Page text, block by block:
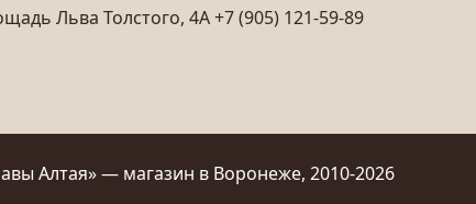
Льва Толстого, 4А+7 (905) 121-59-89
Алтая» — магазин в Воронеже, 2010-2026